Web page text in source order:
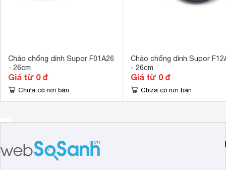
Chảo chống dính Supor F01A26
- 26cm
Giá từ 0 đ
Chưa có nơi bán
Chảo chống dính Supor
- 26cm
Giá từ 0 đ
Chưa có nơi bán